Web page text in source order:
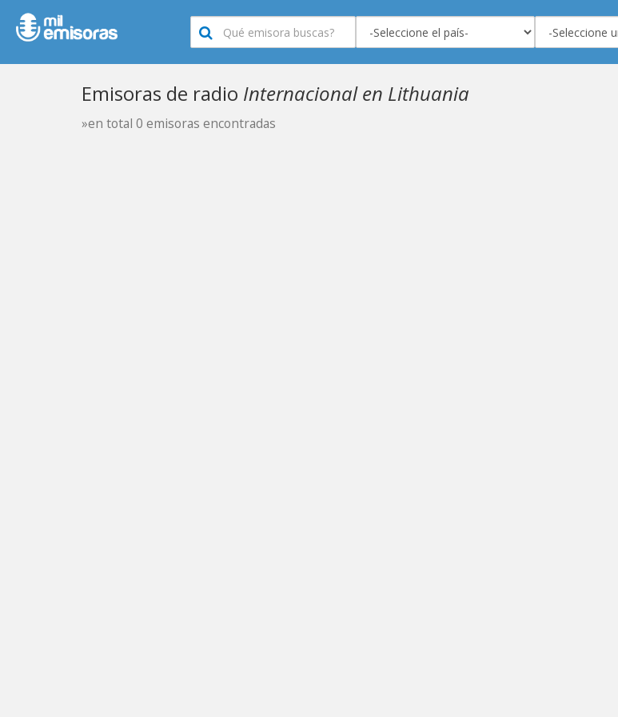
Emisoras de radio Internacional en Lithuania
»en total 0 emisoras encontradas